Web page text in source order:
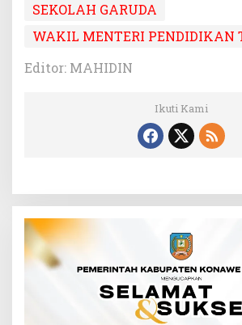
SEKOLAH GARUDA
WAKIL MENTERI PENDIDIKAN
Editor: MAHIDIN
Ikuti Kami